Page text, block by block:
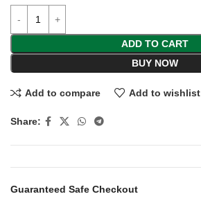
ADD TO CART
BUY NOW
Add to compare Add to wishlist
Share:
Guaranteed Safe Checkout